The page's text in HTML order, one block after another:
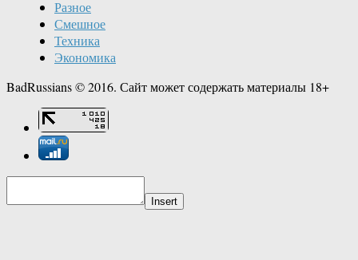
Разное
Смешное
Техника
Экономика
BadRussians © 2016. Сайт может содержать материалы 18+
Insert